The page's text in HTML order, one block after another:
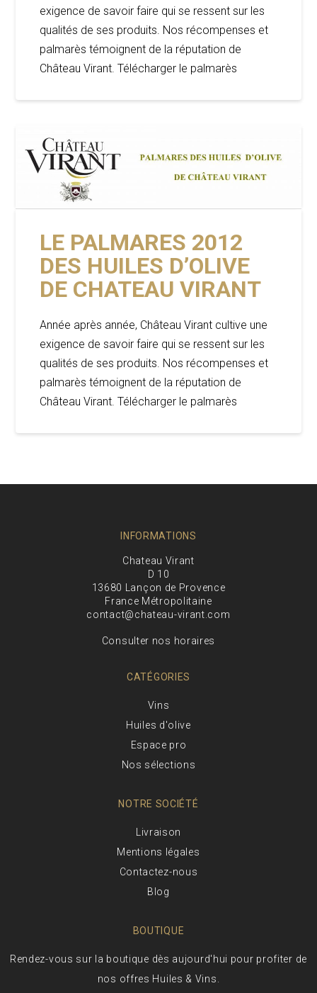
exigence de savoir faire qui se ressent sur les
qualités de ses produits. Nos récompenses et
palmarès témoignent de la réputation de
Château Virant. Télécharger le palmarès
LE PALMARES 2012
DES HUILES D’OLIVE
DE CHATEAU VIRANT
Année après année, Château Virant cultive une
exigence de savoir faire qui se ressent sur les
qualités de ses produits. Nos récompenses et
palmarès témoignent de la réputation de
Château Virant. Télécharger le palmarès
INFORMATIONS
Chateau Virant
D 10
13680 Lançon de Provence
France Métropolitaine
contact@chateau-virant.com
Consulter nos horaires
CATÉGORIES
Vins
Huiles d'olive
Espace pro
Nos sélections
NOTRE SOCIÉTÉ
Livraison
Mentions légales
Contactez-nous
Blog
BOUTIQUE
Rendez-vous sur la boutique dès aujourd'hui pour profiter de
nos offres Huiles & Vins.